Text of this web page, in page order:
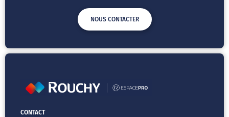
NOUS CONTACTER
CONTACT